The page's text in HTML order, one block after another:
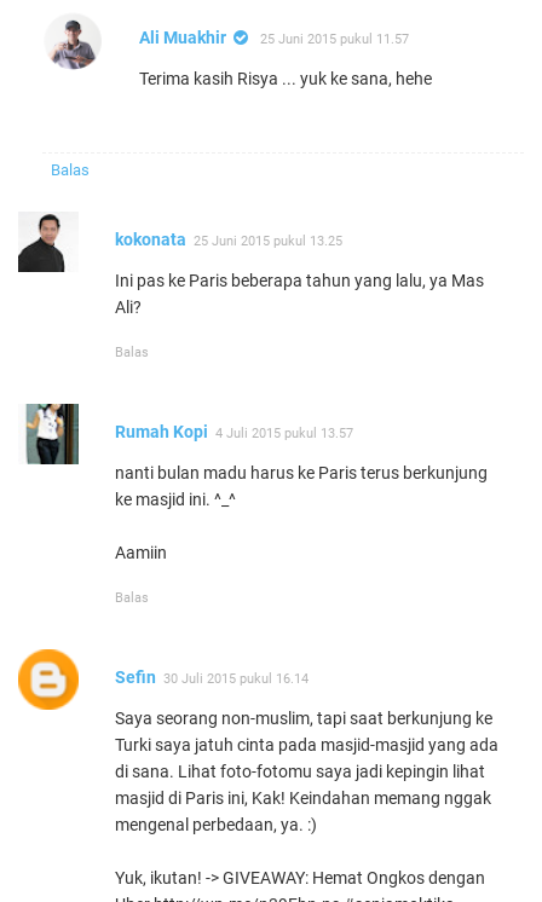
Ali Muakhir 25 Juni 2015 pukul 11.57
Terima kasih Risya ... yuk ke sana, hehe
Balas
kokonata 25 Juni 2015 pukul 13.25
Ini pas ke Paris beberapa tahun yang lalu, ya Mas
Ali?
Balas
Rumah Kopi 4 Juli 2015 pukul 13.57
nanti bulan madu harus ke Paris terus berkunjung
ke masjid ini. ^_^
Aamiin
Balas
Sefin 30 Juli 2015 pukul 16.14
Saya seorang non-muslim, tapi saat berkunjung ke
Turki saya jatuh cinta pada masjid-masjid yang ada
di sana. Lihat foto-fotomu saya jadi kepingin lihat
masjid di Paris ini, Kak! Keindahan memang nggak
mengenal perbedaan, ya. :)
Yuk, ikutan! -> GIVEAWAY: Hemat Ongkos dengan